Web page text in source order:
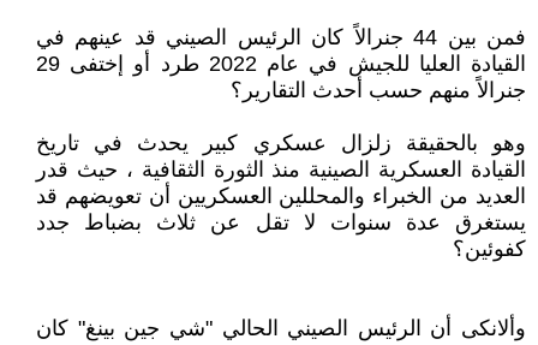
فمن بين 44 جنرالاً كان الرئيس الصيني قد عينهم في
القيادة العليا للجيش في عام 2022 طرد أو إختفى 29
جنرالاً منهم حسب أحدث التقارير؟
وهو بالحقيقة زلزال عسكري كبير يحدث في تاريخ
القيادة العسكرية الصينية منذ الثورة الثقافية ، حيث قدر
العديد من الخبراء والمحللين العسكريين أن تعويضهم قد
يستغرق عدة سنوات لا تقل عن ثلاث بضباط جدد
كفوئين؟
وألانكى أن الرئيس الصيني الحالي "شي جين بينغ" كان